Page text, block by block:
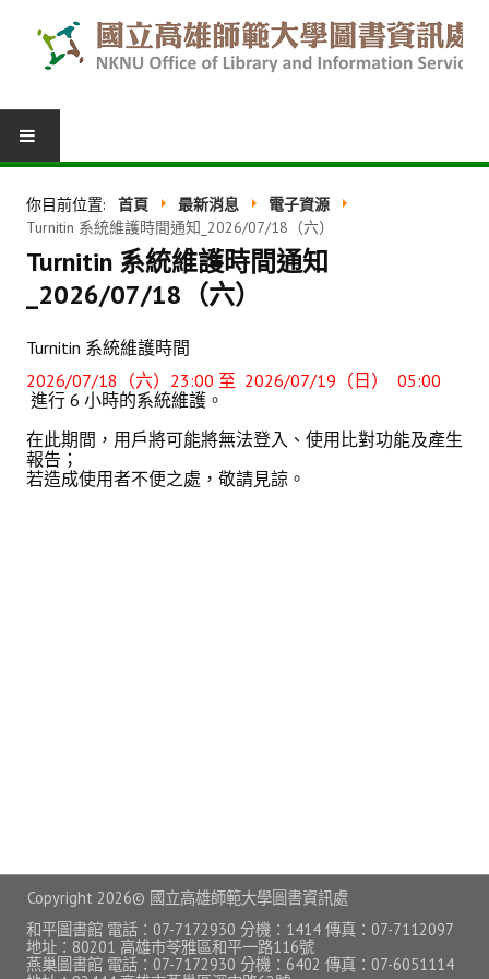
我的圖書館
借閱紀錄
館際合作
活動報名
校園軟體
校園授權軟體
常用自由軟體/免費軟體
你目前位置: 首頁 最新消息
電子資源
Turnitin 系統維護時間通知_2026/07/18（六）
Turnitin 系統維護時間通知
_2026/07/18（六）
Turnitin 系統維護時間
2026/07/18（六）23:00 至 2026/07/19（日） 05:00
進行 6 小時的系統維護。
在此期間，用戶將可能將無法登入、使用比對功能及產生
報告；
若造成使用者不便之處，敬請見諒。
Copyright 2026© 國立高雄師範大學圖書資訊處
和平圖書館 電話：07-7172930 分機：1414 傳真：07-7112097
地址：80201 高雄市苓雅區和平一路116號
燕巢圖書館 電話：07-7172930 分機：6402 傳真：07-6051114